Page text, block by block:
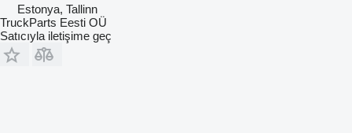
Estonya, Tallinn
TruckParts Eesti OÜ
Satıcıyla iletişime geç